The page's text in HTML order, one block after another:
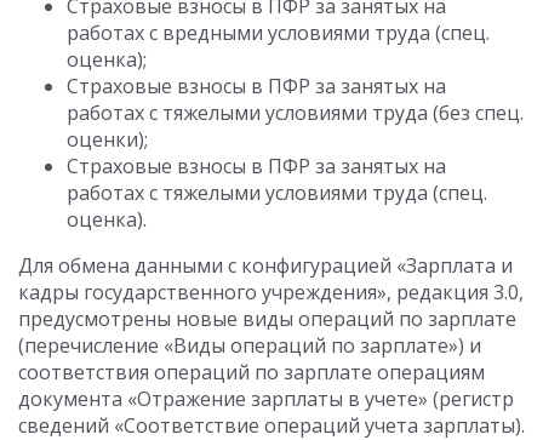
Страховые взносы в ПФР за занятых на
работах с вредными условиями труда (спец.
оценка);
Страховые взносы в ПФР за занятых на
работах с тяжелыми условиями труда (без спец.
оценки);
Страховые взносы в ПФР за занятых на
работах с тяжелыми условиями труда (спец.
оценка).
Для обмена данными с конфигурацией «Зарплата и
кадры государственного учреждения», редакция 3.0,
предусмотрены новые виды операций по зарплате
(перечисление «Виды операций по зарплате») и
соответствия операций по зарплате операциям
документа «Отражение зарплаты в учете» (регистр
сведений «Соответствие операций учета зарплаты).